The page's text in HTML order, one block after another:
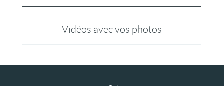
Vidéos avec vos photos